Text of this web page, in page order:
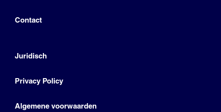
Contact
Juridisch
Privacy Policy
Algemene voorwaarden